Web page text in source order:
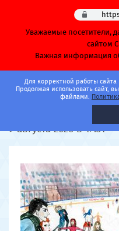
Для корректной работы
Продолжая использовать сайт,
файлами.
Уважаемые посетители,
сайтом
Важная информация
Главная Афиша Каток
Часовая
9 августа 2026 в 17:31